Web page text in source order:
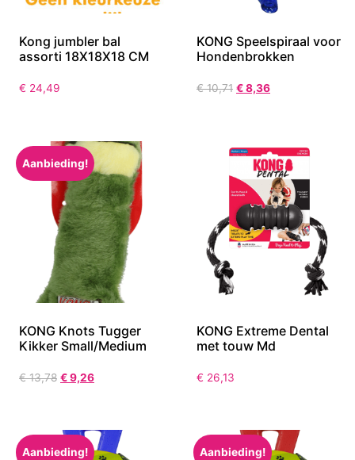
Kong jumbler bal
assorti 18X18X18 CM
€ 24,49
KONG Speelspiraal voor
Hondenbrokken
€10,71 €8,36
Aanbieding!
KONG Knots Tugger
Kikker Small/Medium
€13,78 €9,26
KONG Extreme Dental
met touw Md
€ 26,13
Aanbieding! Aanbieding!